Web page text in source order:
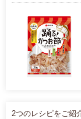
2つのレシピをご紹